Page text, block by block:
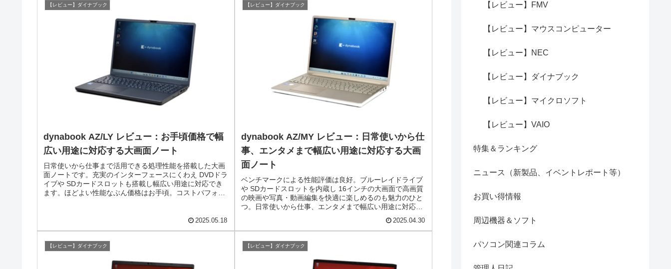
【レビュー】ダイナブック
dynabook AZ/LY レビュー：お手頃価格で幅
広い用途に対応する大画面ノート
日常使いから仕事まで活用できる処理性能を搭載した大画
面ノートです。充実のインターフェースにくわえ DVDドラ
イブや SDカードスロットも搭載し幅広い用途に対応でき
ます。ほどよい性能なぶん価格はお手頃。コストパフォー
2025.05.18
【レビュー】ダイナブック
dynabook AZ/MY レビュー：日常使いから仕
事、エンタメまで幅広い用途に対応する大画
面ノート
ベンチマークによる性能評価は良好。ブルーレイドライブ
や SDカードスロットを内蔵し 16インチの大画面で高画質
の映画や写真・動画編集を快適に楽しめるのも魅力のひと
つ。日常使いから仕事、エンタメまで幅広い用途に対応す
2025.04.30
【レビュー】ダイナブック 【レビュー】ダイナブック
【レビュー】FMV
【レビュー】マウスコンピューター
【レビュー】NEC
【レビュー】ダイナブック
【レビュー】マイクロソフト
【レビュー】VAIO
特集＆ランキング
ニュース（新製品、イベントレポート等）
お買い得情報
周辺機器＆ソフト
パソコン関連コラム